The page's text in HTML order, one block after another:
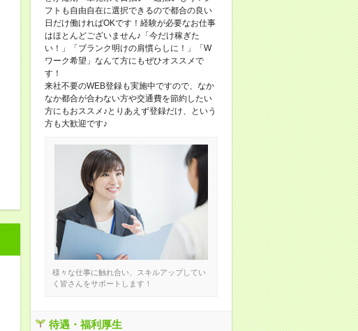
フトも自由自在に選択できるので都合の良い
日だけ働ければOKです！経験が必要なお仕事
はほとんどございません♪「今だけ稼ぎた
い！」「ブランク明けの肩慣らしに！」「W
ワーク希望」なんて方にもぜひオススメで
す！
来社不要のWEB登録も実施中ですので、なか
なか都合が合わない方や交通費を節約したい
方にもおススメ♪とりあえず登録だけ、という
方も大歓迎です♪
様々な仕事に触れ合い、スキルアップしてい
く皆さんをサポートします！
待遇・福利厚生